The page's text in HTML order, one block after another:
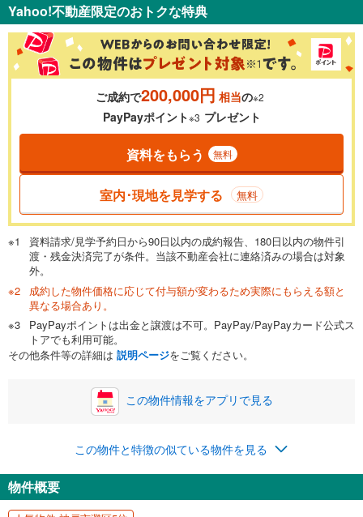
金利 ％
0.01%
一般的には最長35年まで借り入れ可能です。多くの金融機関
が完済時の年齢は80歳までを条件としています。
閉じる
頭金 万円
0万円 7,980万円
自己資金から住宅購入にかけられる金額を入力してくださ
い。一般的には物件価格の2割までが目安です。
閉じる
ボーナス
万円
0円
ナス時の増額分（1回分）を入力してください。
ボーナス払いの限度額は金融機関によって異なります。
閉じる
月々の返済額
Yahoo!不動産限定のおトクな特典
ご成約で200,000円 相当の※2
PayPayポイント※3 プレゼント
資料をもらう 無料
室内･現地を見学する 無料
資料請求/見学予約日から90日以内の成約報告、180日以内の物件引
渡・残金決済完了が条件。当該不動産会社に連絡済みの場合は対象
外。
成約した物件価格に応じて付与額が変わるため実際にもらえる額と
異なる場合あり。
PayPayポイントは出金と譲渡は不可。PayPay/PayPayカード公式ス
トアでも利用可能。
その他条件等の詳細は 説明ページをご覧ください。
この物件情報をアプリで見る
この物件と特徴の似ている物件を見る
物件概要